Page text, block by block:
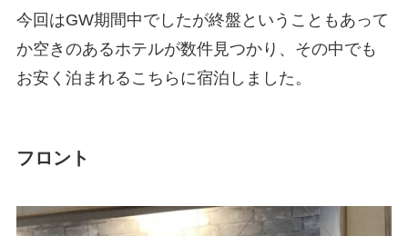
今回はGW期間中でしたが終盤ということもあって
か空きのあるホテルが数件見つかり、その中でも
お安く泊まれるこちらに宿泊しました。
フロント